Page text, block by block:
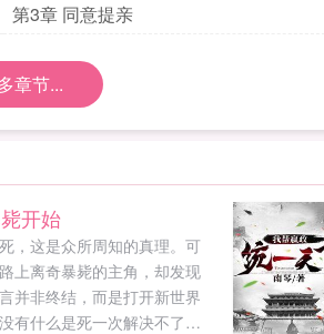
第3章 同意提亲
章节...
开始
，这是众所周知的真理。可
上离奇暴毙的主角，却发现
并非终结，而是打开新世界
有什么是死一次解决不了